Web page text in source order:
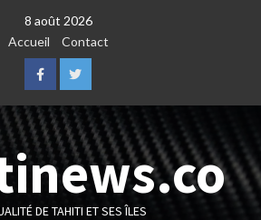
8 août 2026
Accueil
Contact
FacebookTwitter
DE TAHITI ET SES ÎLES